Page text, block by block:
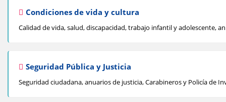
Condiciones de vida y cultura
Calidad de vida, salud, discapacidad, trabajo infantil y adolescente,
Seguridad Pública y Justicia
Seguridad ciudadana, anuarios de justicia, Carabineros y Policía de